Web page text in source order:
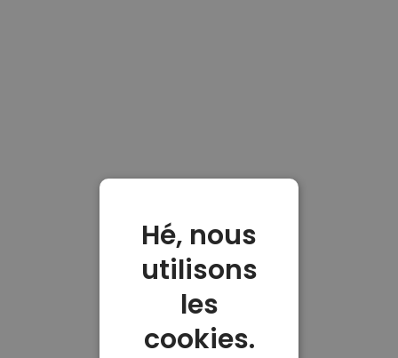
Hé, nous
utilisons
les
cookies.